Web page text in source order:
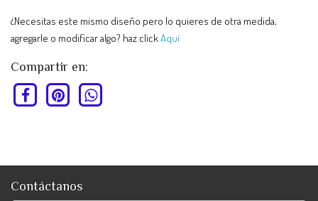
¿Necesitas este mismo diseño pero lo quieres de otra medida,
agregarle o modificar algo? haz clickAquí
Compartir en:
Contáctanos